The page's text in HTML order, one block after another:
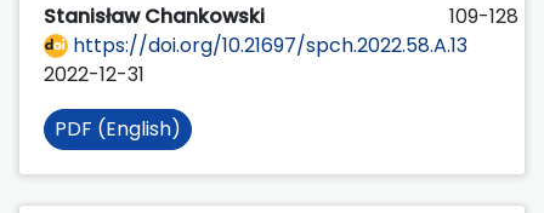
Stanisław Chankowski
109-128
https://doi.org/10.21697/spch.2022.58.A.13
2022-12-31
PDF (English)